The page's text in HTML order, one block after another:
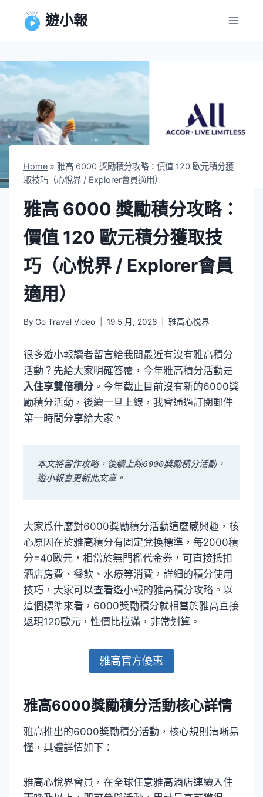
遊小報
Home » 雅高 6000 獎勵積分攻略：價值 120 歐元積分獲
取技巧（心悅界 / Explorer會員適用）
雅高 6000 獎勵積分攻略：
價值 120 歐元積分獲取技
巧（心悅界 / Explorer會員
適用）
By Go Travel Video 19 5 月, 2026 雅高心悦界
很多遊小報讀者留言給我問最近有沒有雅高積分
活動？先給大家明確答覆，今年雅高積分活動是
入住享雙倍積分 。今年截止目前沒有新的6000獎
勵積分活動，後續一旦上線，我會通過訂閱郵件
第一時間分享給大家。
本文將留作攻略，後續上線6000獎勵積分活動，
遊小報會更新此文章。
大家爲什麼對6000獎勵積分活動這麼感興趣，核
心原因在於雅高積分有固定兌換標準，每2000積
分=40歐元，相當於無門檻代金券，可直接抵扣
酒店房費、餐飲、水療等消費，詳細的積分使用
技巧，大家可以查看遊小報的雅高積分攻略。以
這個標準來看，6000獎勵積分就相當於雅高直接
返現120歐元，性價比拉滿，非常划算。
雅高官方優惠
雅高6000獎勵積分活動核心詳情
雅高推出的6000獎勵積分活動，核心規則清晰易
懂，具體詳情如下：
雅高心悅界會員，在全球任意雅高酒店連續入住